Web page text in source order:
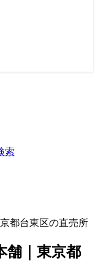
索
都台東区の直売所
舗｜東京都